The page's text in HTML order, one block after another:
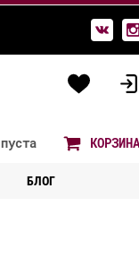
пуста КОРЗИНА
БЛОГ